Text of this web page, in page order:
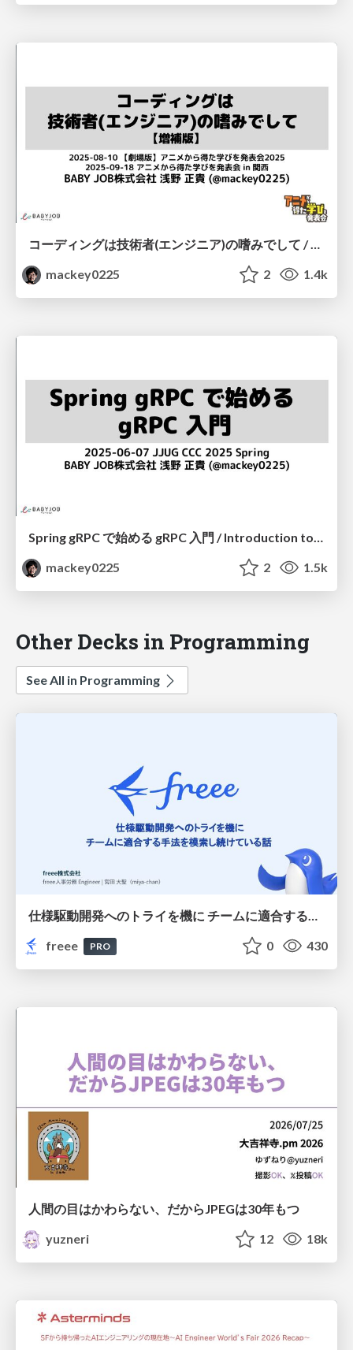
コーディングは技術者(エンジニア)の嗜みでして / Learning the System Development Mindset from Rock Lady
mackey0225
2 1.4k
Spring gRPC で始める gRPC 入門 / Introduction to gRPC with Spring gRPC
mackey0225
2 1.5k
Other Decks in Programming
See All in Programming
freee
PRO 0 430
人間の目はかわらない、だからJPEGは30年もつ
yuzneri
12 18k